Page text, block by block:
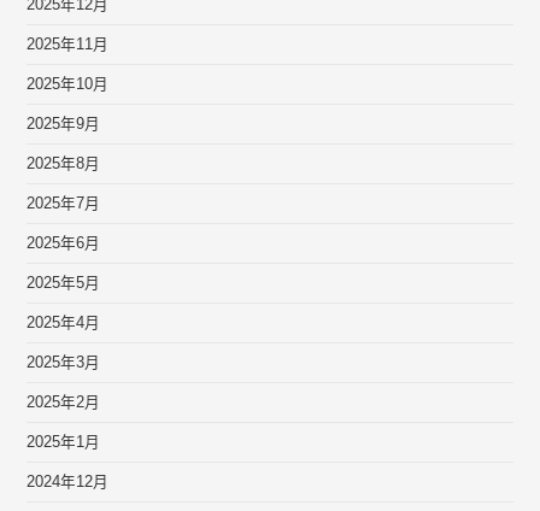
2025年12月
2025年11月
2025年10月
2025年9月
2025年8月
2025年7月
2025年6月
2025年5月
2025年4月
2025年3月
2025年2月
2025年1月
2024年12月